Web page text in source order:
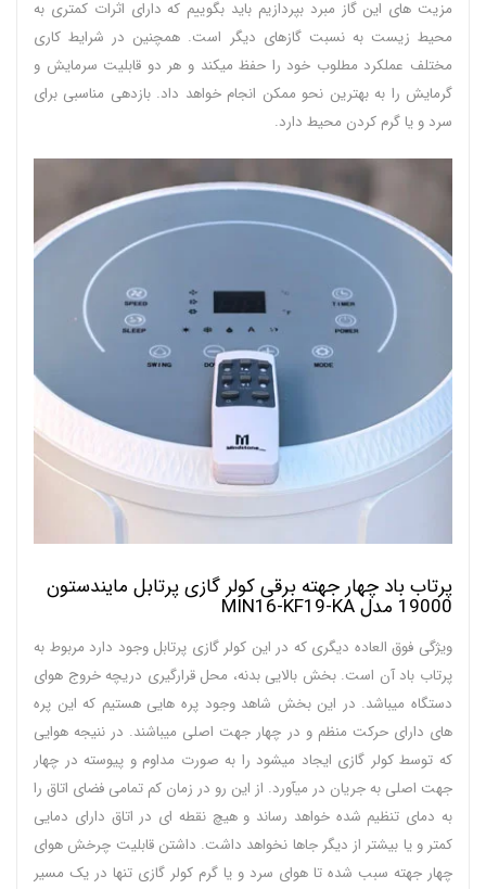
مزیت های این گاز مبرد بپردازیم باید بگوییم که دارای اثرات کمتری به
محیط زیست به نسبت گازهای دیگر است. همچنین در شرایط کاری
مختلف عملکرد مطلوب خود را حفظ میکند و هر دو قابلیت سرمایش و
گرمایش را به بهترین نحو ممکن انجام خواهد داد. بازدهی مناسبی برای
سرد و یا گرم کردن محیط دارد.
پرتاب باد چهار جهته برقی کولر گازی پرتابل مایندستون
19000 مدل MIN16-KF19-KA
ویژگی فوق العاده دیگری که در این کولر گازی پرتابل وجود دارد مربوط به
پرتاب باد آن است. بخش بالایی بدنه، محل قرارگیری دریچه خروج هوای
دستگاه میباشد. در این بخش شاهد وجود پره هایی هستیم که این پره
های دارای حرکت منظم و در چهار جهت اصلی میباشند. در ننیجه هوایی
که توسط کولر گازی ایجاد میشود را به صورت مداوم و پیوسته در چهار
جهت اصلی به جریان در میآورد. از این رو در زمان کم تمامی فضای اتاق را
به دمای تنظیم شده خواهد رساند و هیچ نقطه ای در اتاق دارای دمایی
کمتر و یا بیشتر از دیگر جاها نخواهد داشت. داشتن قابلیت چرخش هوای
چهار جهته سبب شده تا هوای سرد و یا گرم کولر گازی تنها در یک مسیر